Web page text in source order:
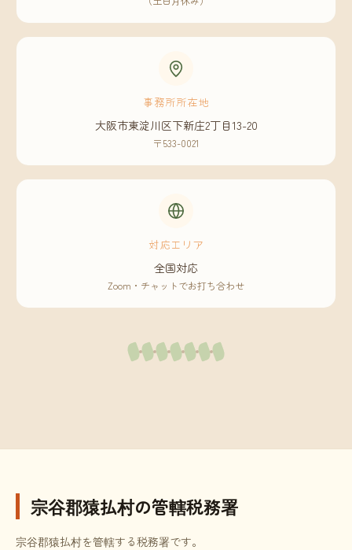
事務所所在地
大阪市東淀川区下新庄2丁目13-20
〒533-0021
対応エリア
全国対応
Zoom・チャットでお打ち合わせ
宗谷郡猿払村の管轄税務署
宗谷郡猿払村を管轄する税務署です。